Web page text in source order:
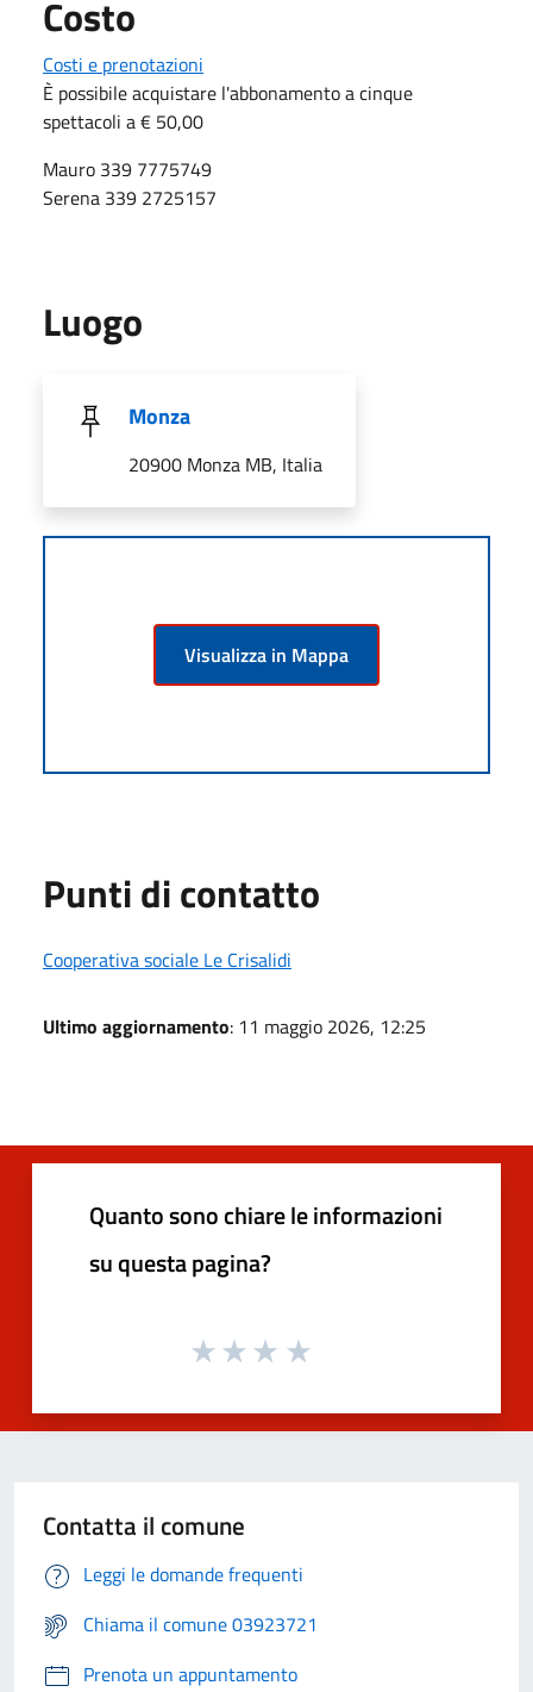
Costo
Costi e prenotazioni
È possibile acquistare l'abbonamento a cinque
spettacoli a € 50,00
Mauro 339 7775749
Serena 339 2725157
Luogo
Monza
20900 Monza MB, Italia
Visualizza in Mappa
Punti di contatto
Cooperativa sociale Le Crisalidi
Ultimo aggiornamento: 11 maggio 2026, 12:25
Quanto sono chiare le informazioni
su questa pagina?
Contatta il comune
Leggi le domande frequenti
Chiama il comune 03923721
Prenota un appuntamento